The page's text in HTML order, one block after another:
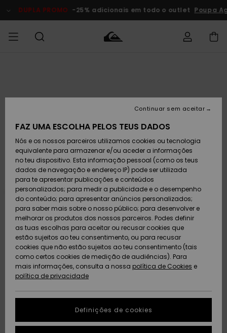
do
DUPLA PROMO -25% adicionais em todo o outlet Poupa
Calçado e
chinelos
Surfe/água
Snow
Artigos
recém-
chegados
Coleções
MENINO
Calçado e
chinelos
Surfe/água
Neve
Artigos
recém-
chegados
Highlights
MULHER
chegados
Highlights
Snow
SURF
Crianças
Highlights
Community
SNOW
Artigos
Criança
Snow Shop
Feminino
Highlights
Community
DUPLA
PROMO
Criança
Outlet
Mulher
AJUDA
Devoluções
Pagamento
Cartão
presente
Quiksilver
Freedom
Protecção de
dados
Guia de
tamanhos
SUSTAINABILITY
FAZ UMA ESCOLHA PELOS TEUS DADOS
Nós e os nossos parceiros utilizamos cookies ou tecnologia
equivalente para armazenar e/ou aceder a informações
no teu dispositivo. Esta informação pessoal (como os teus
dados de navegação e endereço IP) pode ser utilizada
para te apresentar publicações e conteúdos
personalizados; para medir a publicidade e o desempenho
do conteúdo; para apresentar anúncios personalizados;
para saber mais sobre o nosso público; para desenvolver e
melhorar os produtos dos nossos parceiros. Podes definir
as tuas escolhas para aceitar ou recusar cookies que
estão sujeitos ao teu consentimento, ou para recusar
cookies que não estão sujeitos ao teu consentimento (tais
como certos cookies de medição de audiências). Para
mais informações, consulta a nossa política de Cookies e
política de privacidade
Definições de cookies
Continuar sem aceitar